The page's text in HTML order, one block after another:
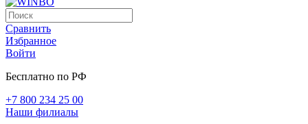
Сравнить
Избранное
Войти
Бесплатно по РФ
+7 800 234 25 00
Наши филиалы